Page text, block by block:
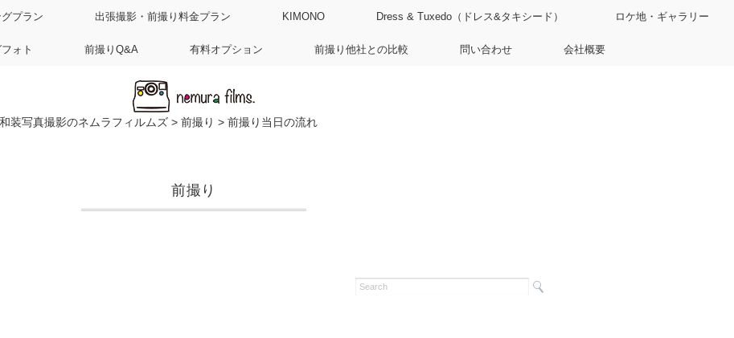
プラン 出張撮影・前撮り料金プラン KIMONO Dress & Tuxedo（ドレス&タキシード） ロケ地・ギャラリー
ォト 前撮りQ&A 有料オプション 前撮り他社との比較 問い合わせ 会社概要
装写真撮影のネムラフィルムズ > 前撮り > 前撮り当日の流れ
前撮り